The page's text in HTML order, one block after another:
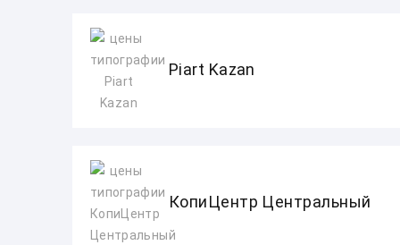
Piart Kazan
КопиЦентр Центральный